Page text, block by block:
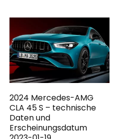
2024 Mercedes-AMG
CLA 45 S – technische
Daten und
Erscheinungsdatum